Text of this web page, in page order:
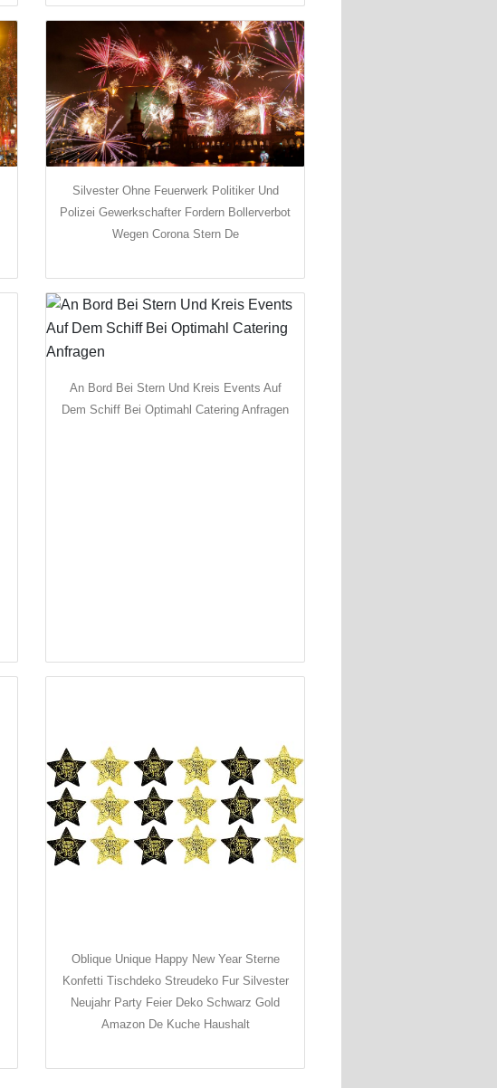
Silvester Ohne Feuerwerk Politiker Und
Polizei Gewerkschafter Fordern Bollerverbot
Wegen Corona Stern De
An Bord Bei Stern Und Kreis Events Auf
Dem Schiff Bei Optimahl Catering Anfragen
Oblique Unique Happy New Year Sterne
Konfetti Tischdeko Streudeko Fur Silvester
Neujahr Party Feier Deko Schwarz Gold
Amazon De Kuche Haushalt